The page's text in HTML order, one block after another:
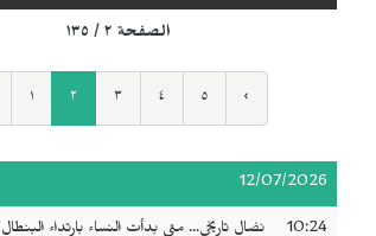
الصفحة ٢ / ١٣٥
١ ٢ ٣ ٤ ٥ ›
12/07/2026
10:24 نضال تاريخي... متى بدأت النساء بارتداء